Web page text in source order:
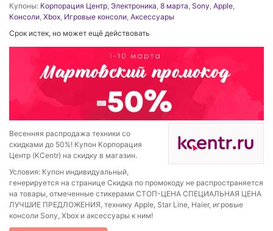
Купоны: Корпорация Центр Электроника 8 марта Sony Apple
Консоли Xbox Игровые консоли Аксессуары
Срок истек, но может ещё действовать
Весенняя распродажа техники со
скидками до 50%! Купон Корпорация
Центр (KCentr) на скидку в магазин.
Условия: Купон индивидуальный,
генерируется на странице Скидка по промокоду не распространяется
на товары, отмеченные стикерами СТОП-ЦЕНА СПЕЦИАЛЬНАЯ ЦЕНА
ЛУЧШИЕ ПРЕДЛОЖЕНИЯ, технику Apple, Star Line, Haier, игровые
консоли Sony, Xbox и аксессуары к ним!